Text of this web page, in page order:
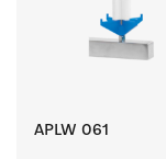
APLW 061